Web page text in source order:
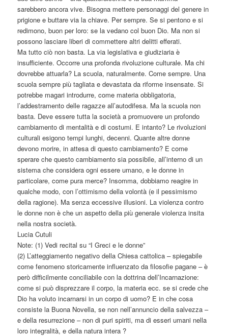
sarebbero ancora vive. Bisogna mettere personaggi del genere in
prigione e buttare via la chiave. Per sempre. Se si pentono e si
redimono, buon per loro: se la vedano col buon Dio. Ma non si
possono lasciare liberi di commettere altri delitti efferati.
Ma tutto ciò non basta. La via legislativa e giudiziaria è
insufficiente. Occorre una profonda rivoluzione culturale. Ma chi
dovrebbe attuarla? La scuola, naturalmente. Come sempre. Una
scuola sempre più tagliata e devastata da riforme insensate. Si
potrebbe magari introdurre, come materia obbligatoria,
l’addestramento delle ragazze all’autodifesa. Ma la scuola non
basta. Deve essere tutta la società a promuovere un profondo
cambiamento di mentalità e di costumi. E intanto? Le rivoluzioni
culturali esigono tempi lunghi, decenni. Quante altre donne
devono morire, in attesa di questo cambiamento? E come
sperare che questo cambiamento sia possibile, all’interno di un
sistema che considera ogni essere umano, e le donne in
particolare, come pura merce? Insomma, dobbiamo reagire in
qualche modo, con l’ottimismo della volontà (e il pessimismo
della ragione). Ma senza eccessive illusioni. La violenza contro
le donne non è che un aspetto della più generale violenza insita
nella nostra società.
Lucia Cutuli
Note: (1) Vedi recital su “I Greci e le donne”
(2) L’atteggiamento negativo della Chiesa cattolica – spiegabile
come fenomeno storicamente influenzato da filosofie pagane – è
però difficilmente conciliabile con la dottrina dell’Incarnazione:
come si può disprezzare il corpo, la materia ecc. se si crede che
Dio ha voluto incarnarsi in un corpo di uomo? E in che cosa
consiste la Buona Novella, se non nell’annuncio della salvezza –
e della resurrezione – non di puri spiriti, ma di esseri umani nella
loro integralità, e della natura intera ?